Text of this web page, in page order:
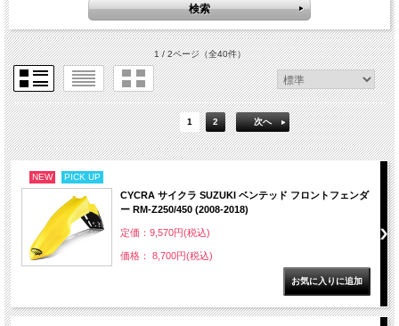
1 / 2ページ（全40件）
1 2 次へ
NEW PICK UP
CYCRA サイクラ SUZUKI ベンテッド フロントフェンダ
ー RM-Z250/450 (2008-2018)
定価：9,570円(税込)
価格： 8,700円(税込)